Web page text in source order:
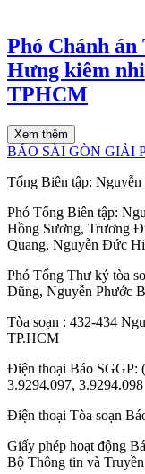
Phó Chánh
Hưng kiêm
TPHCM
Xem thêm
BÁO SÀI GÒN GIẢI
Tổng Biên tập: Nguyễn
Phó Tổng Biên tập:
Hồng Sương, Trương
Quang, Nguyễn Đức
Phó Tổng Thư ký tòa
Dũng, Nguyễn Phước
Tòa soạn : 432-434
TP.HCM
Điện thoại Báo SGGP:
3.9294.097, 3.9294.098
Điện thoại Tòa soạn
Giấy phép hoạt động
Bộ Thông tin và